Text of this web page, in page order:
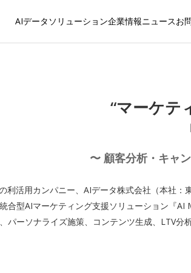
AIデータソリューション企業情報ニュースお
“マーケテ
〜 顧客分析・キャ
利活用カンパニー、AIデータ株式会社（本社
合型AIマーケティング支援ソリューション『AI
パーソナライズ施策、コンテンツ生成、LTV